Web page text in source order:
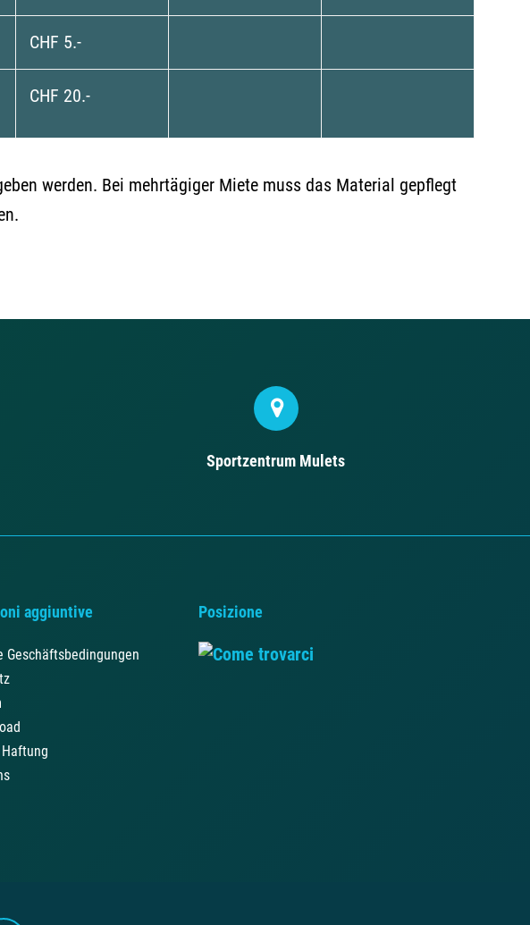
CHF 5.-
CHF 20.-
werden. Bei mehrtägiger Miete muss das Material gepflegt
Sportzentrum Mulets
aggiuntive
Geschäftsbedingungen
Posizione